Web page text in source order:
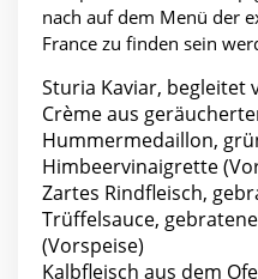
nach auf dem Menü der
France zu finden sein
Sturia Kaviar, begleitet
Crème aus
Hummermedaillon,
Himbeervinaigrette
Zartes Rindfleisch,
Trüffelsauce,
(Vorspeise)
Kalbfleisch aus dem